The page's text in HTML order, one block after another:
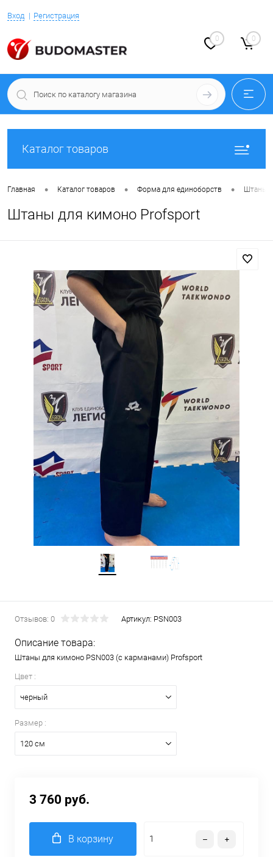
Вход Регистрация
0 0
Каталог товаров
Главная • Каталог товаров • Форма для единоборств • Штаны
Штаны для кимоно Profsport
Отзывов: 0 Артикул: PSN003
Описание товара:
Штаны для кимоно PSN003 (c карманами) Profsport
Цвет :
черный
Размер :
120 см
3 760 руб.
В корзину